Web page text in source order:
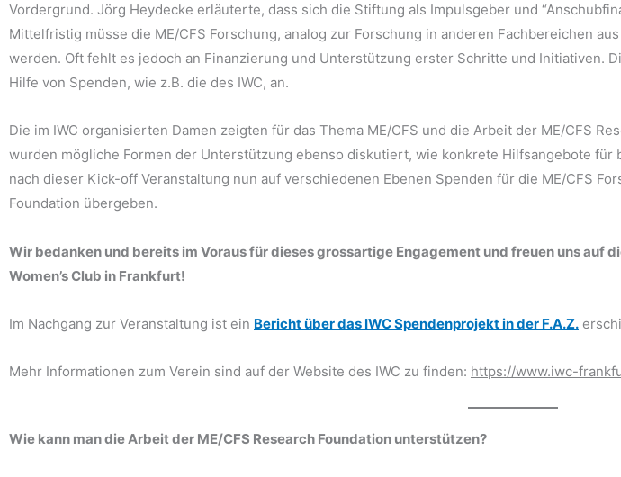
Vordergrund. Jörg Heydecke erläuterte, dass sich die Stiftung als Impulsgeber und
Mittelfristig müsse die ME/CFS Forschung, analog zur Forschung in anderen Fachbereichen
werden. Oft fehlt es jedoch an Finanzierung und Unterstützung erster Schritte und Initiativen.
Hilfe von Spenden, wie z.B. die des IWC, an.
Die im IWC organisierten Damen zeigten für das Thema ME/CFS und die Arbeit der ME/CFS
wurden mögliche Formen der Unterstützung ebenso diskutiert, wie konkrete Hilfsangebote
nach dieser Kick-off Veranstaltung nun auf verschiedenen Ebenen Spenden für die ME/CFS
Foundation übergeben.
Wir bedanken und bereits im Voraus für dieses grossartige Engagement und freuen uns auf
Women’s Club in Frankfurt!
Im Nachgang zur Veranstaltung ist ein Bericht über das IWC Spendenprojekt in der F.A.Z.
Mehr Informationen zum Verein sind auf der Website des IWC zu finden: https://www.iwc-
Wie kann man die Arbeit der ME/CFS Research Foundation unterstützen?